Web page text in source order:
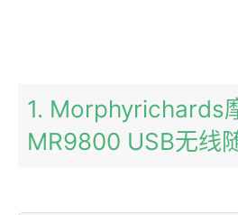
1. Morphyrichards
MR9800 USB无线